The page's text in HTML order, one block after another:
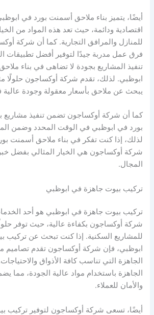
أيضًا، يتميز بناء ملاحق أسمنت بورد في
اقتصادية ودائمة، حيث تعد هذه المواد من
للمنازل والمرافق التجارية. كما أن شركة
فرق عمل مدربة جيدًا لتوفير أفضل تطبيقات
تنفيذ المشاريع بجودة لا تضاهى في بناء
ابوظبي. لذلك، تقدم شركة أوكساجون حلولًا
يبحث عن ملاحق بأسعار معقولة وجودة
كما أن شركة أوكساجون تضمن تنفيذ مشاريع
بورد في ابوظبي في الوقت المحدد وضمن
لذلك، إذا كنت تفكر في بناء ملاحق أسمنت
شركة أوكساجون هي الخيار المثالي بفضل
المجال.
تركيب بيوت جاهزة في ابوظبي
تركيب بيوت جاهزة في ابوظبي هو أحد
شركة أوكساجون بكفاءة عالية، حيث توفر
للمشاريع السكنية. إذا كنت تبحث عن تركيب
ابوظبي، فإن شركة أوكساجون تقدم تصاميم
الجاهزة التي تناسب كافة الأذواق
الجاهزة باستخدام مواد عالية الجودة، مما
والأمان للعملاء.
أيضًا، تسعى شركة أوكساجون لتوفير تركيب